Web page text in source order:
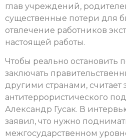
глав учреждений,
существенные потери для
отвлечение работников
настоящей работы.
Чтобы реально остановить
заключать
другими странами, считает
антитеррористического
Александр Гусак. В
заявил, что нужно
межгосударственном